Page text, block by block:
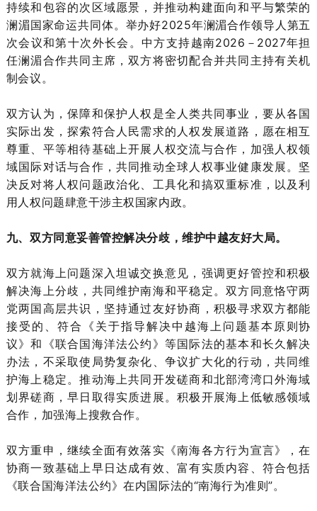
持续和包容的次区域愿景，并推动构建面向和平与繁荣的
澜湄国家命运共同体。举办好2025年澜湄合作领导人第五
次会议和第十次外长会。中方支持越南2026－2027年担
任澜湄合作共同主席，双方将密切配合并共同主持有关机
制会议。
双方认为，保障和保护人权是全人类共同事业，要从各国
实际出发，探索符合人民需求的人权发展道路，愿在相互
尊重、平等相待基础上开展人权交流与合作，加强人权领
域国际对话与合作，共同推动全球人权事业健康发展。坚
决反对将人权问题政治化、工具化和搞双重标准，以及利
用人权问题肆意干涉主权国家内政。
九、双方同意妥善管控解决分歧，维护中越友好大局。
双方就海上问题深入坦诚交换意见，强调更好管控和积极
解决海上分歧，共同维护南海和平稳定。双方同意恪守两
党两国高层共识，坚持通过友好协商，积极寻求双方都能
接受的、符合《关于指导解决中越海上问题基本原则协
议》和《联合国海洋法公约》等国际法的基本和长久解决
办法，不采取使局势复杂化、争议扩大化的行动，共同维
护海上稳定。推动海上共同开发磋商和北部湾湾口外海域
划界磋商，早日取得实质进展。积极开展海上低敏感领域
合作，加强海上搜救合作。
双方重申，继续全面有效落实《南海各方行为宣言》，在
协商一致基础上早日达成有效、富有实质内容、符合包括
《联合国海洋法公约》在内国际法的“南海行为准则”。